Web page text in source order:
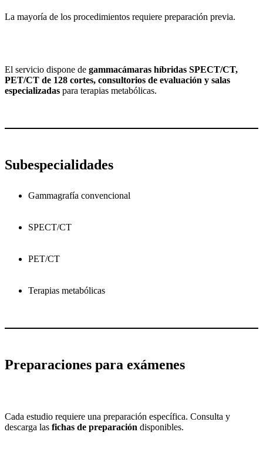
La mayoría de los procedimientos requiere preparación previa.
El servicio dispone de gammacámaras híbridas SPECT/CT,
PET/CT de 128 cortes, consultorios de evaluación y salas
especializadas para terapias metabólicas.
Subespecialidades
Gammagrafía convencional
SPECT/CT
PET/CT
Terapias metabólicas
Preparaciones para exámenes
Cada estudio requiere una preparación específica. Consulta y
descarga las fichas de preparación disponibles.